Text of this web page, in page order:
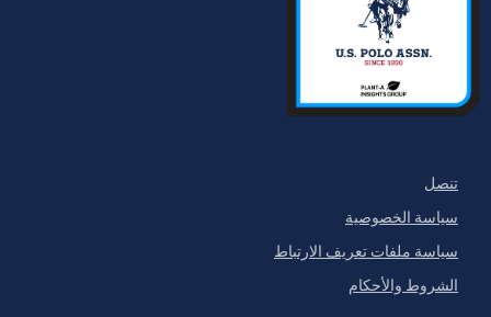
تنصل
سياسة الخصوصية
سياسة ملفات تعريف الارتباط
الشروط والأحكام